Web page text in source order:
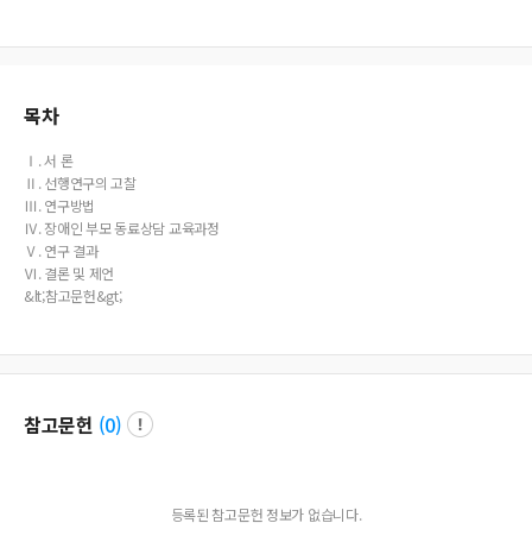
목차
Ⅰ. 서 론
Ⅱ. 선행연구의 고찰
Ⅲ. 연구방법
Ⅳ. 장애인 부모 동료상담 교육과정
Ⅴ. 연구 결과
Ⅵ. 결론 및 제언
&lt;참고문헌&gt;
참고문헌 (0)
등록된 참고문헌 정보가 없습니다.